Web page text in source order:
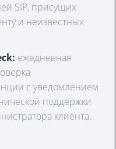
SIP, присущих
и неизвестных
ежедневная
с уведомлением
поддержки
клиента.